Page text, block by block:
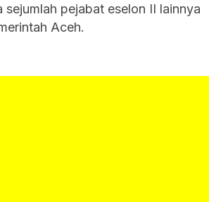
sejumlah pejabat eselon II lainnya
Aceh.